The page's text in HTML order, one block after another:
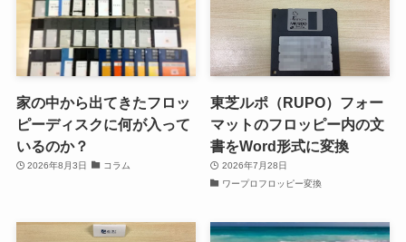
家の中から出てきたフロッ
ピーディスクに何が入って
いるのか？
2026年8月3日 コラム
東芝ルポ（RUPO）フォー
マットのフロッピー内の文
書をWord形式に変換
2026年7月28日
ワープロフロッピー変換